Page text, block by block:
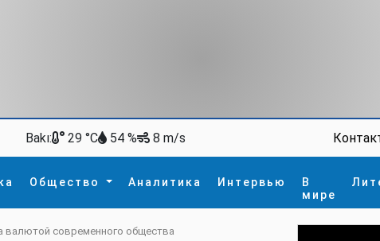
Bakı: 29 °C 54 % 8 m/s
Общество Аналитика Интервью
В
мире
валютой современного общества